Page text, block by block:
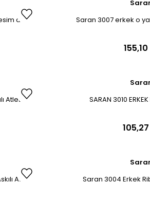
atlet
Saran 3007 erkek o
155,10
Atlet
SARAN 3010
Atlet
Saran 3004 Erkek